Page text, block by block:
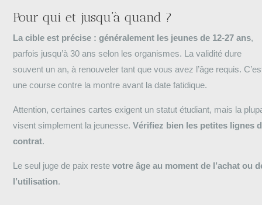
Pour qui et jusqu’à quand ?
La cible est précise : généralement les jeunes de 12-27 ans,
parfois jusqu’à 30 ans selon les organismes. La validité dure
souvent un an, à renouveler tant que vous avez l’âge requis.
une course contre la montre avant la date fatidique.
Attention, certaines cartes exigent un statut étudiant, mais la
visent simplement la jeunesse.Vérifiez bien les petites lignes
contrat.
Le seul juge de paix restevotre âge au moment de l’achat ou
l’utilisation.